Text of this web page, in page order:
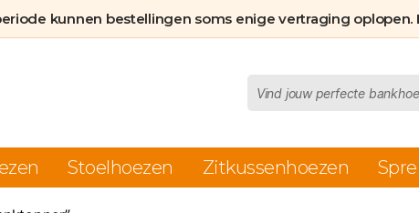
kunnen bestellingen soms enige vertraging oplopen.
zoeken
Stoelhoezen Zitkussenhoezen